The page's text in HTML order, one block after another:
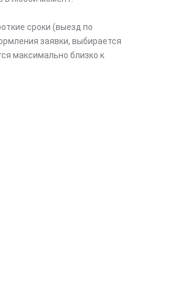
сроки (выезд по
заявки, выбирается
максимально близко к